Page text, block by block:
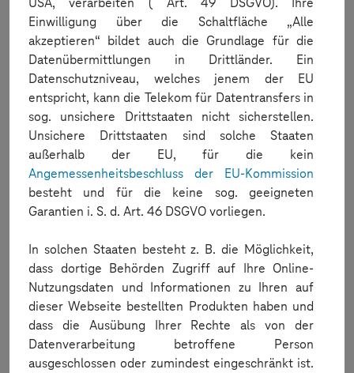
were missing.
Selenium Agent
Fixed a bug impacting IE mode tests in Selenium when using
the capabilities ieMode=true and
browserName=MicrosoftEdge.
Resolved an "Invalid Token" error affecting Safari browser
sessions on macOS Sonoma.
Mobile Studio
New Test Editor Command: The new "Authentication" step
allows you to mock any authentication response, such as
Face ID or Fingerprint.
Resolved an issue where iOS devices experienced lag after
enabling device logs during a Mobile Studio session.
Fixed an issue where devices disconnected during Appium
test execution while a Mobile Studio session was active.
Einwilligung über die Schaltfläche „Alle
akzeptieren“ bildet auch die Grundlage für die
Datenübermittlungen in Drittländer. Ein
Datenschutzniveau, welches jenem der EU
entspricht, kann die Telekom für Datentransfers in
sog. unsichere Drittstaaten nicht sicherstellen.
Unsichere Drittstaaten sind solche Staaten
außerhalb der EU, für die kein
Angemessenheitsbeschluss der EU-Kommission
besteht und für die keine sog. geeigneten
Garantien i. S. d. Art. 46 DSGVO vorliegen.
In solchen Staaten besteht z. B. die Möglichkeit,
dass dortige Behörden Zugriff auf Ihre Online-
Nutzungsdaten und Informationen zu Ihren auf
dieser Webseite bestellten Produkten haben und
dass die Ausübung Ihrer Rechte als von der
Datenverarbeitung betroffene Person
ausgeschlossen oder zumindest eingeschränkt ist.